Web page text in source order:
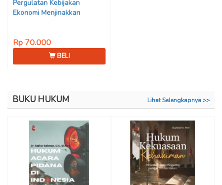
Pergulatan Kebijakan
Ekonomi Menjinakkan
Rp 70.000
BELI
BUKU HUKUM Lihat Selengkapnya >>